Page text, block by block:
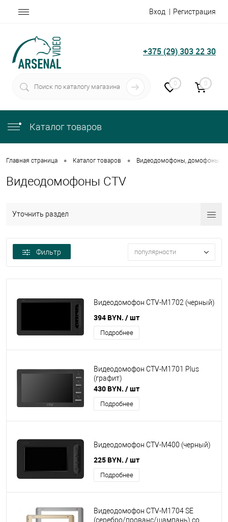
Вход Регистрация
+375 (29) 303 22 30
0 0
Каталог товаров
Главная страница • Каталог товаров • Видеодомофоны, домофоны
Видеодомофоны CTV
Уточнить раздел
Фильтр популярности
Видеодомофон CTV-M1702 (черный)
394 BYN. / шт
Подробнее
Видеодомофон CTV-M1701 Plus
(графит)
430 BYN. / шт
Подробнее
Видеодомофон CTV-M400 (черный)
225 BYN. / шт
Подробнее
Видеодомофон CTV-M1704 SE
(серебро/прованс/шампань) со